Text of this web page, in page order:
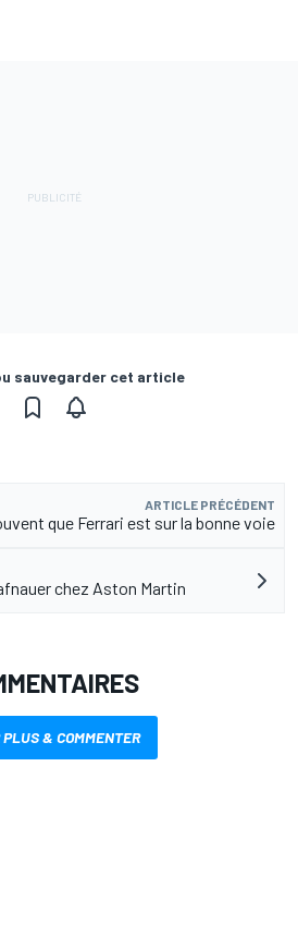
sauvegarder cet article
ARTICLE PRÉCÉDENT
que Ferrari est sur la bonne voie
chez Aston Martin
PLUS & COMMENTER